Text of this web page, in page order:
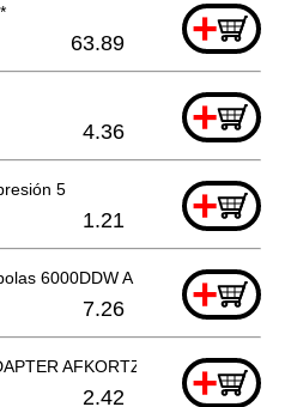
+
63.89
+
4.36
5 +
1.21
6000DDW A +
7.26
AFKORTZAAG +
2.42